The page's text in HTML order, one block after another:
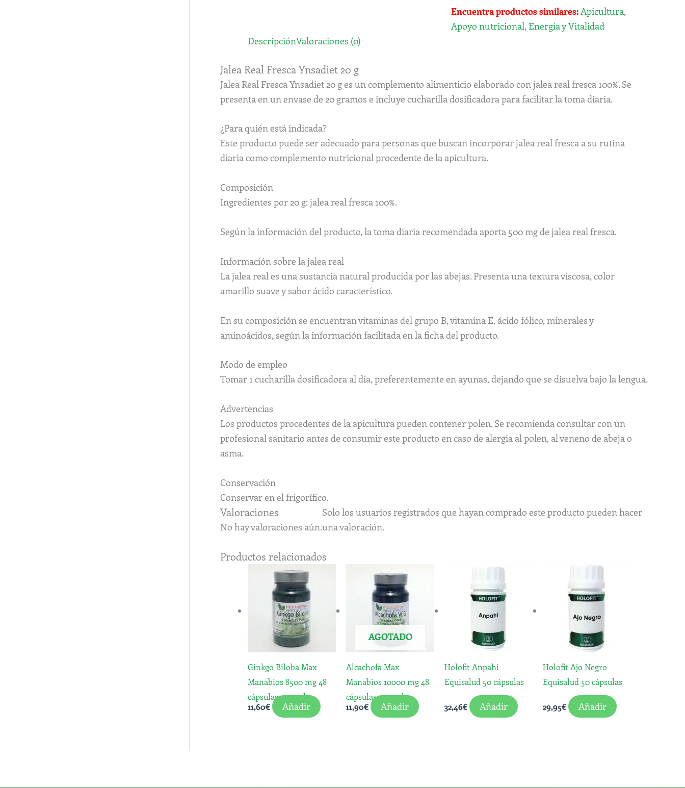
Encuentra productos similares:Apicultura,
Apoyo nutricional, Energía y Vitalidad
DescripciónValoraciones (0)
Jalea Real Fresca Ynsadiet 20 g
Jalea Real Fresca Ynsadiet 20 g es un complemento alimenticio elaborado con jalea real fresca 100%. Se
presenta en un envase de 20 gramos e incluye cucharilla dosificadora para facilitar la toma diaria.
¿Para quién está indicada?
Este producto puede ser adecuado para personas que buscan incorporar jalea real fresca a su rutina
diaria como complemento nutricional procedente de la apicultura.
Composición
Ingredientes por 20 g: jalea real fresca 100%.
Según la información del producto, la toma diaria recomendada aporta 500 mg de jalea real fresca.
Información sobre la jalea real
La jalea real es una sustancia natural producida por las abejas. Presenta una textura viscosa, color
amarillo suave y sabor ácido característico.
En su composición se encuentran vitaminas del grupo B, vitamina E, ácido fólico, minerales y
aminoácidos, según la información facilitada en la ficha del producto.
Modo de empleo
Tomar 1 cucharilla dosificadora al día, preferentemente en ayunas, dejando que se disuelva bajo la lengua.
Advertencias
Los productos procedentes de la apicultura pueden contener polen. Se recomienda consultar con un
profesional sanitario antes de consumir este producto en caso de alergia al polen, al veneno de abeja o
asma.
Conservación
Conservar en el frigorífico.
Valoraciones
No hay valoraciones aún.
Solo los usuarios registrados que hayan comprado este producto pueden hacer
una valoración.
Productos relacionados
Ginkgo Biloba Max
Manabios 8500 mg 48
cápsulas vegetales
11,60€ Añadir
AGOTADO
Alcachofa Max
Manabios 10000 mg 48
cápsulas vegetales
11,90€ Añadir
Holofit Anpahi
Equisalud 50 cápsulas
32,46€ Añadir
Holofit Ajo Negro
Equisalud 50 cápsulas
29,95€ Añadir